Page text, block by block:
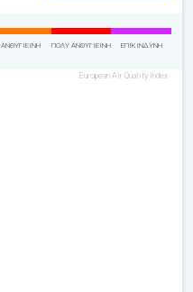
ΑΝΘΥΓΙΕΙΝΉ ΠΟΛΎ ΑΝΘΥΓΙΕΙΝΉ ΕΠΙΚΊΝΔΥΝΗ
European Air Quality Index